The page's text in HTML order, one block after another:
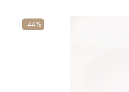
-44%